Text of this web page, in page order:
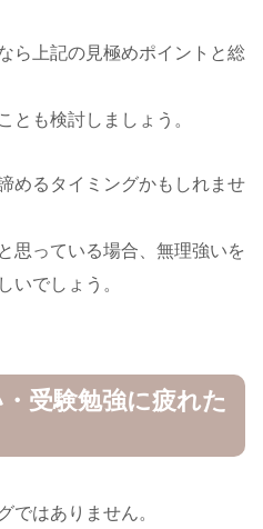
ら上記の見極めポイントと総
とも検討しましょう。
めるタイミングかもしれませ
思っている場合、無理強いを
いでしょう。
受験勉強に疲れた
ではありません。